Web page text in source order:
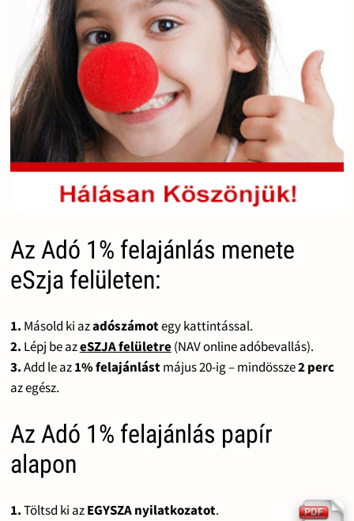
Az Adó 1% felajánlás menete
eSzja felületen:
1. Másold ki azadószámotegy kattintással.
2. Lépj be azeSZJA felületre(NAV online adóbevallás).
3.Add le az1% felajánlástmájus 20-ig – mindössze2 perc
az egész.
Az Adó 1% felajánlás papír
alapon
1.Töltsd ki azEGYSZA nyilatkozatot.